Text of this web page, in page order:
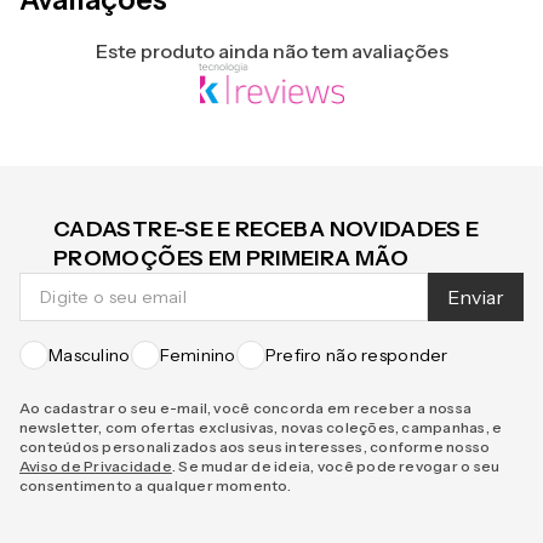
Este produto ainda não tem avaliações
CADASTRE-SE E RECEBA NOVIDADES E
PROMOÇÕES EM PRIMEIRA MÃO
Enviar
Masculino Feminino Prefiro não responder
Ao cadastrar o seu e-mail, você concorda em receber a nossa
newsletter, com ofertas exclusivas, novas coleções, campanhas, e
conteúdos personalizados aos seus interesses, conforme nosso
Aviso de Privacidade . Se mudar de ideia, você pode revogar o seu
consentimento a qualquer momento.